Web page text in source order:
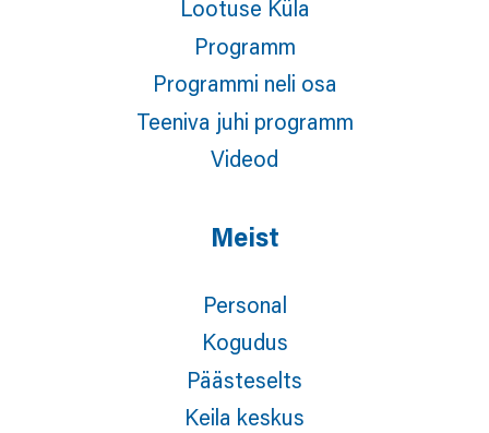
Lootuse Küla
Programm
Programmi neli osa
Teeniva juhi programm
Videod
Meist
Personal
Kogudus
Päästeselts
Keila keskus